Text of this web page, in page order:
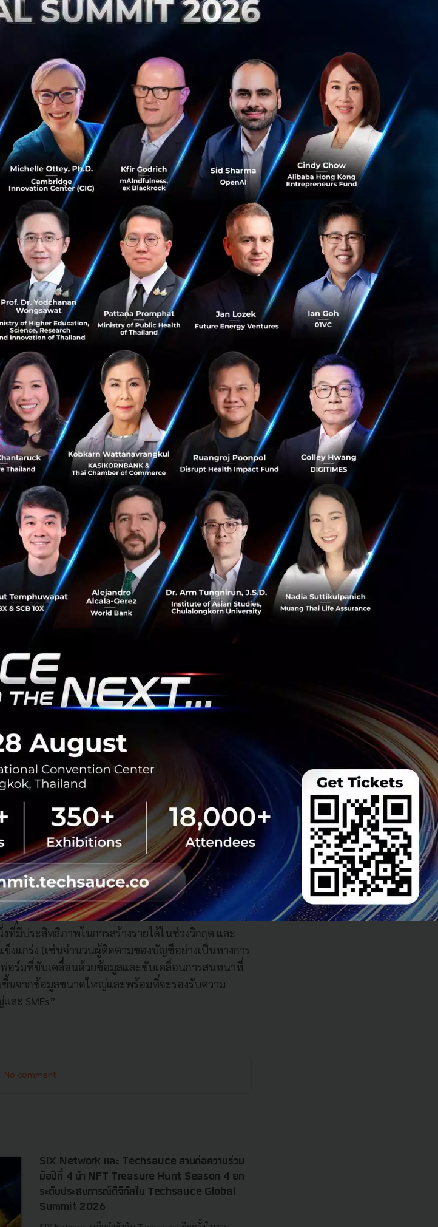
ษฐกิจหรือสถานการณ์ หรือแม้แต่การเปลี่ยนแปลงทาง
ะคอยเป็นพันธมิตรทางธุรกิจที่ให้การสนับสนุนด้านการ
ระดับประเทศมากมาย เช่น ลาซาด้า (Lazada) ไลน์
เศษให้กับลูกค้าคนสำคัญ พร้อมให้ความรู้แก่ลูกค้าเกี่ยว
ชื่อมต่อกับคู่ค้าอื่น ๆ ผ่าน API เพื่อสร้างการใช้งานที่
ระตุ้นพนักงานในองค์กรด้วยการเปิดตัวคลินิกดิจิทัลและ
ลื่อนคนในองค์กรให้สนับสนุนกลยุทธ์การดำเนินธุรกิจให้
ลาด ลอรีอัล (ประเทศไทย) กล่าวว่า “สถานการณ์ที่ทุกคน
รเปลี่ยนแปลงอย่างรวดเร็วของการใช้ระบบเทคโนโลยี
ญในเรื่องของดิจิทัล โดยเราได้พยายามสร้างการเชื่อม
ไลน์รวมถึงการแนะนำเครื่องมือด้านความงามที่แตก
แปลงที่สำคัญในพฤติกรรมของผู้บริโภคโดยเฉพาะ
วามสำคัญเรื่องความงามน้อยลง ดังนั้นในฐานะผู้นำ
to Beauty' โดยร่วมมือกับพันธมิตรทั้งออนไลน์และ
นด้านข้อมูลและบริการเพื่อเพิ่มประสบการณ์ผู้บริโภค
นับสนุนร้านเสริมสวยและชุมชนเกี่ยวกับมาตรการด้าน
วย”
ายการตลาด ลาซาด้า ประเทศไทย เผยว่า
กออฟไลน์เป็นออนไลน์มากขึ้นในช่วงที่มีการระบาด
วนหนึ่งของความปกติในรูปแบบใหม่ โดยตั้งแต่เดือน
คนใช้แพลตฟอร์มเราในประเทศไทยและจำนวนผู้ขาย
ทั้งหมดแสดงแนวโน้มที่เพิ่มขึ้นในช่วงหลายเดือนที่ผ่าน
กเหนือจากการเปิดตัวแคมเปญการตลาดเพื่อช่วยให้ผู้
เกจ SME Stimulus เพื่อช่วยให้ธุรกิจขนาดเล็กอย่าง
โควิด-19
ธุรกิจที่จะเติบโตในช่วงความปกติในรูปแบบใหม่นี้ ลา
ห้างสรรพสินค้ากลับมาดำเนินการต่อ โดยมีข้อจำกัด
นวโน้มภาพรวมและปริมาณของธุรกิจช็อปปิ้งออนไลน์ที่
กระจายช่องทางรายได้ และมีการสร้างช่องทางการหา
ขณะนี้ อีกทั้งลาซาด้ายังคงสนับสนุนแบรนด์และผู้ขาย
ยออนไลน์ด้วยข้อเสนอและโปรโมชั่นที่น่าสนใจ ตลอด
บประสบการณ์ที่ปลอดภัยและราบรื่นให้กับลูกค้า”
า ไลน์ (ประเทศไทย) กล่าวว่า “ความท้าทายในช่วง
ราต้องมีการสื่อสารอย่างมากระหว่างทีมเพื่อหาแนวคิด
งเราสามารถ Work From Home ได้อย่างราบรื่นและ
มท้าทายอีกประการหนึ่งสำหรับลูกค้าองค์กรคือการที่
ให้เราจำเป็นต้องปรับตัวในการสื่อสารและหาช่อง
ธุรกิจได้อย่างมีประสิทธิภาพมากที่สุด เพิ่มช่องทางในการ
ค้าสามารถจัดการแก้ปัญหาได้แม้ว่าจะมีข้อจำกัดในเรื่อง
น์ยังแสดงให้เห็นถึงการเติบโตอย่างมากของการใช้งาน
Viewer และ 1: 1 Chat เพื่อกระตุ้นยอดขาย พบว่า
ธุรกิจและการขาย การใช้การแชทสดและการแชทแบบ
มีประสิทธิภาพในการสร้างรายได้ในช่วงวิกฤต และ
งแกร่ง (เช่นจำนวนผู้ติดตามของบัญชีอย่างเป็นทางการ
ร์มที่ขับเคลื่อนด้วยข้อมูลและขับเคลื่อนการสนทนาที่
นจากข้อมูลขนาดใหญ่และพร้อมที่จะรองรับความ
ละ SMEs”
No comment
SIX Network และ Techsauce สานต่อความร่วม
มือปีที่ 4 นำ NFT Treasure Hunt Season 4 ยก
ระดับประสบการณ์ดิจิทัลใน Techsauce Global
Summit 2026